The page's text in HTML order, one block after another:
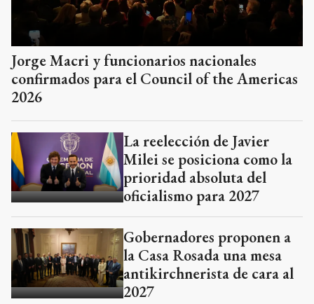
Jorge Macri y funcionarios nacionales
confirmados para el Council of the Americas
2026
La reelección de Javier
Milei se posiciona como la
prioridad absoluta del
oficialismo para 2027
Gobernadores proponen a
la Casa Rosada una mesa
antikirchnerista de cara al
2027